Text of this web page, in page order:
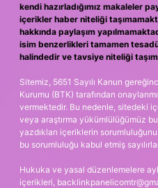
kendi hazırladığımız makaleler
içerikler haber niteliği
hakkında paylaşım
isim benzerlikleri tamamen
halindedir ve tavsiye niteliği
Sitemiz, 5651 Sayılı Kanun
Kurumu (BTK) tarafından
vermektedir. Bu nedenle, sitedeki
veya araştırma yükümlülüğümüz
yazdıkları içeriklerin
bu sorumluluğu kabul etmiş
Hukuka ve yasal düzenlemelere
içerikleri,